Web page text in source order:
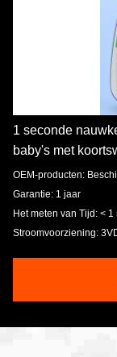
1 seconde
baby's met
OEM-producten:
Garantie: 1 jaar
Het meten van Tijd: < 1
Stroomvoorziening: